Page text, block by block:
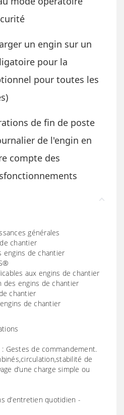
un engin sur un
pour la
pour toutes les
de fin de poste
de l'engin en
compte des
générales
chantier
engins de chantier
aux engins de chantier
des engins de chantier
chantier
de chantier
Gestes de commandement.
de
d’une charge simple ou
d’entretien quotidien -